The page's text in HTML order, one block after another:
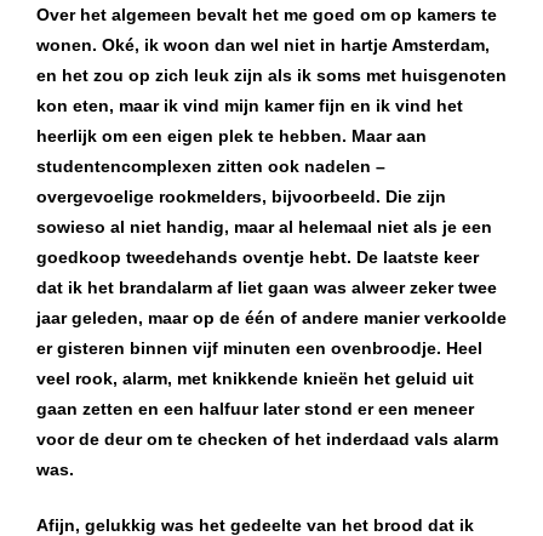
Over het algemeen bevalt het me goed om op kamers te
wonen. Oké, ik woon dan wel niet in hartje Amsterdam,
en het zou op zich leuk zijn als ik soms met huisgenoten
kon eten, maar ik vind mijn kamer fijn en ik vind het
heerlijk om een eigen plek te hebben. Maar aan
studentencomplexen zitten ook nadelen –
overgevoelige rookmelders, bijvoorbeeld. Die zijn
sowieso al niet handig, maar al helemaal niet als je een
goedkoop tweedehands oventje hebt. De laatste keer
dat ik het brandalarm af liet gaan was alweer zeker twee
jaar geleden, maar op de één of andere manier verkoolde
er gisteren binnen vijf minuten een ovenbroodje. Heel
veel rook, alarm, met knikkende knieën het geluid uit
gaan zetten en een halfuur later stond er een meneer
voor de deur om te checken of het inderdaad vals alarm
was.
Afijn, gelukkig was het gedeelte van het brood dat ik